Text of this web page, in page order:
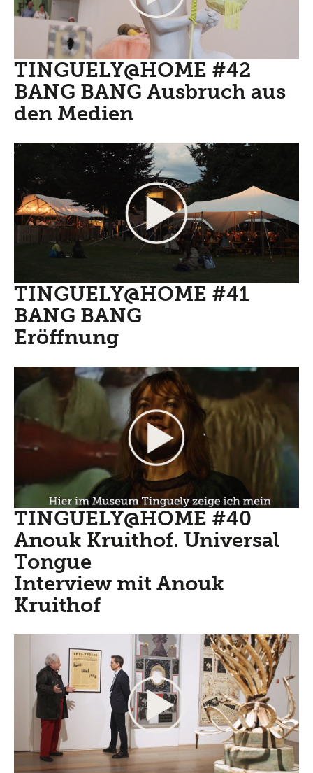
TINGUELY@HOME #42
BANG BANG Ausbruch aus
den Medien
TINGUELY@HOME #41
BANG BANG
Eröffnung
TINGUELY@HOME #40
Anouk Kruithof. Universal
Tongue
Interview mit Anouk
Kruithof